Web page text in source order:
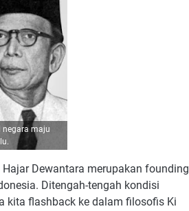
negara maju
Dewantara merupakan founding
Ditengah-tengah kondisi
kita flashback ke dalam filosofis Ki